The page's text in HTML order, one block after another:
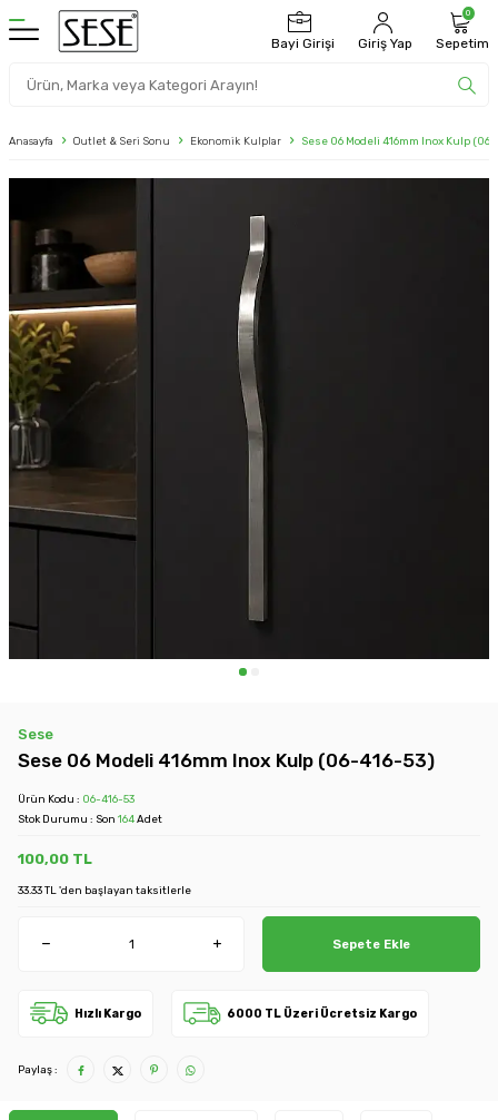
Bayi Girişi Giriş Yap
0
Sepetim
Anasayfa Outlet & Seri Sonu Ekonomik Kulplar Sese 06 Modeli 416mm Inox Kulp (06-
Sese
Sese 06 Modeli 416mm Inox Kulp (06-416-53)
Ürün Kodu : 06-416-53
Stok Durumu : Son 164Adet
100,00 TL
33.33 TL 'den başlayan taksitlerle
Sepete Ekle
Hızlı Kargo 6000 TL Üzeri Ücretsiz Kargo
Paylaş :